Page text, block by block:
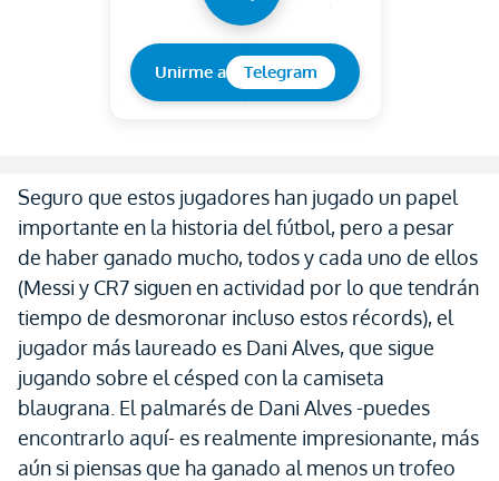
Unirme a Telegram
Seguro que estos jugadores han jugado un papel
importante en la historia del fútbol, pero a pesar
de haber ganado mucho, todos y cada uno de ellos
(Messi y CR7 siguen en actividad por lo que tendrán
tiempo de desmoronar incluso estos récords), el
jugador más laureado es Dani Alves, que sigue
jugando sobre el césped con la camiseta
blaugrana. El palmarés de Dani Alves -puedes
encontrarlo aquí- es realmente impresionante, más
aún si piensas que ha ganado al menos un trofeo